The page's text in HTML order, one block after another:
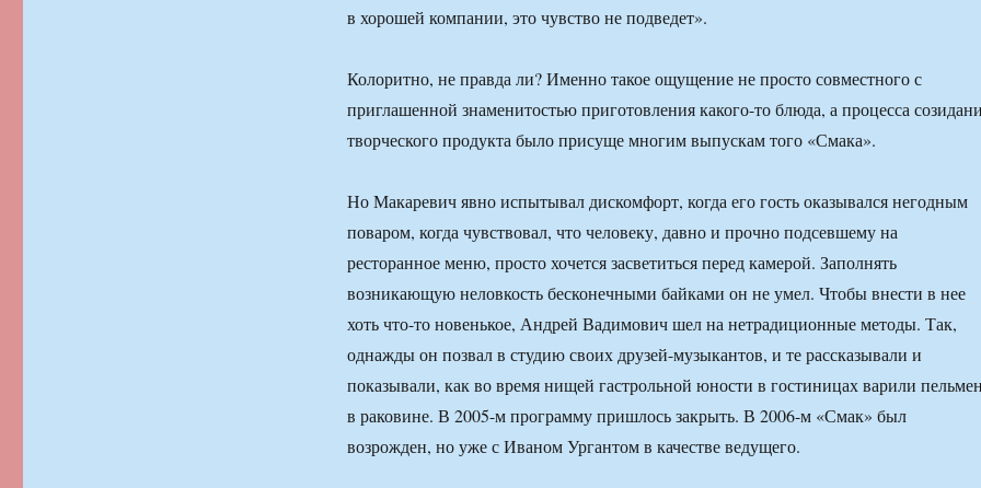
в хорошей компании, это чувство не подведет».
Колоритно, не правда ли? Именно такое ощущение не просто совместного с
приглашенной знаменитостью приготовления какого-то блюда, а процесса
творческого продукта было присуще многим выпускам того «Смака».
Но Макаревич явно испытывал дискомфорт, когда его гость оказывался негодным
поваром, когда чувствовал, что человеку, давно и прочно подсевшему на
ресторанное меню, просто хочется засветиться перед камерой. Заполнять
возникающую неловкость бесконечными байками он не умел. Чтобы внести в нее
хоть что-то новенькое, Андрей Вадимович шел на нетрадиционные методы. Так,
однажды он позвал в студию своих друзей-музыкантов, и те рассказывали и
показывали, как во время нищей гастрольной юности в гостиницах варили
в раковине. В 2005-м программу пришлось закрыть. В 2006-м «Смак» был
возрожден, но уже с Иваном Ургантом в качестве ведущего.